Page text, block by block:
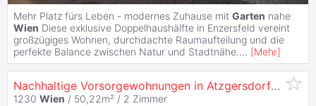
Mehr Platz fürs Leben - modernes Zuhause mit Garten nahe
Wien Diese exklusive Doppelhaushälfte in Enzersfeld vereint
großzügiges Wohnen, durchdachte Raumaufteilung und die
perfekte Balance zwischen Natur und Stadtnähe.... [Mehr]
Nachhaltige Vorsorgewohnungen in Atzgersdorfkaufen
1230 Wien / 50,22m² / 2 Zimmer